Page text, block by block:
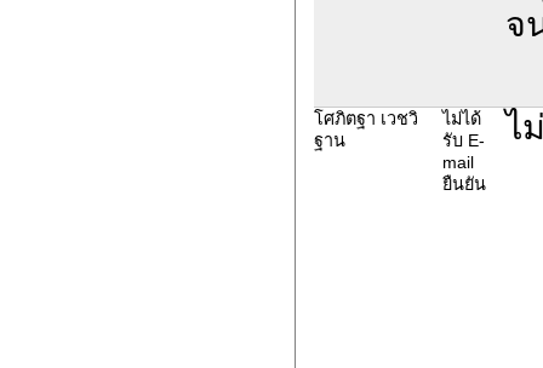
จ
โศภิตฐา เวชวิ
ฐาน
ไม่ได้
รับ E-
mail
ยืนยัน
ไ